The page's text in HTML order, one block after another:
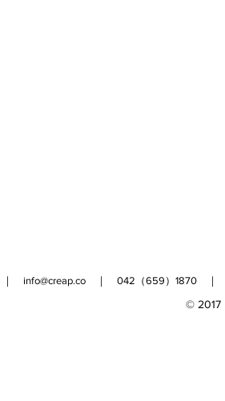
｜ info@creap.co ｜ 042（659）1870 ｜
© 2017